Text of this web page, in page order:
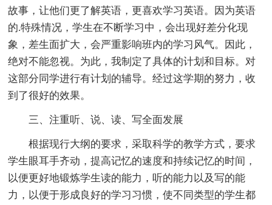
故事，让他们更了解英语，更喜欢学习英语。因为英语
的.特殊情况，学生在不断学习中，会出现好差分化现
象，差生面扩大，会严重影响班内的学习风气。因此，
绝对不能忽视。为此，我制定了具体的计划和目标。对
这部分同学进行有计划的辅导。经过这学期的努力，收
到了很好的效果。
三、注重听、说、读、写全面发展
根据现行大纲的要求，采取科学的教学方式，要求
学生眼耳手齐动，提高记忆的速度和持续记忆的时间，
以便更好地锻炼学生读的能力，听的能力以及写的能
力，以便于形成良好的学习习惯，使不同类型的学生都